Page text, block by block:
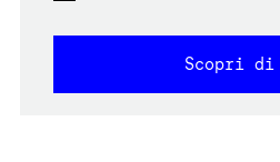
Scopri di